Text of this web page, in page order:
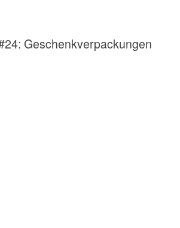
Geschenkverpackungen